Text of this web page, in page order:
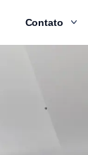
Contato